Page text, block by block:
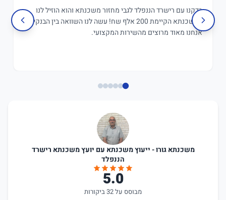
בדקנו עם רישרד הננפלד לגבי מחזור משכנתא והוא הוזיל לנו
במשכנתא הקיימת 200 אלף שח! עשה לנו השוואה בין הבנקים,
אנחנו מאוד מרוצים מהשירות המקצועי.
משכנתא גורו - ייעוץ משכנתא עם יועץ משכנתא רישרד
הננפלד
5.0
מבוסס על 32 ביקורות